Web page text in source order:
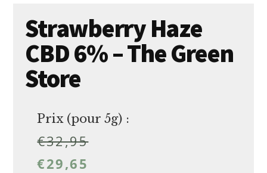
Strawberry Haze
CBD 6% – The Green
Store
Prix (pour 5g) :
€32,95
€29,65